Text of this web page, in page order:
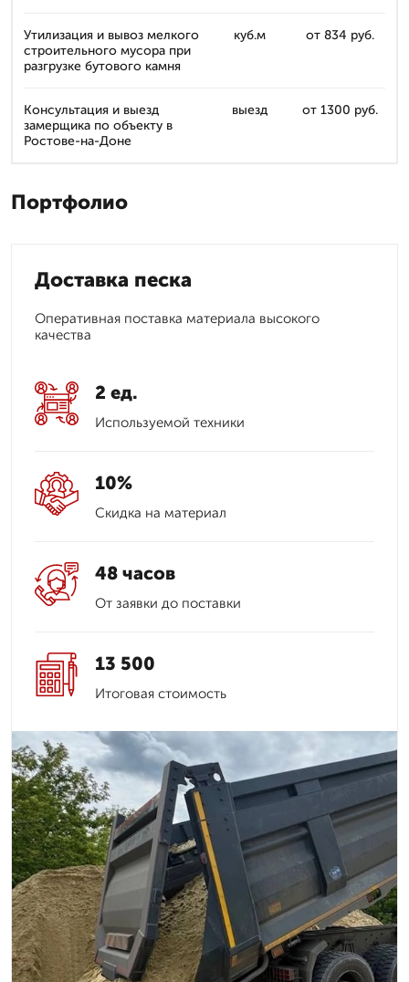
Утилизация и вывоз мелкого
строительного мусора при
разгрузке бутового камня
куб.м от 834 руб.
Консультация и выезд
замерщика по объекту в
Ростове-на-Доне
выезд от 1300 руб.
Портфолио
Доставка песка
Оперативная поставка материала высокого
качества
2 ед.
Используемой техники
10%
Скидка на материал
48 часов
От заявки до поставки
13 500
Итоговая стоимость